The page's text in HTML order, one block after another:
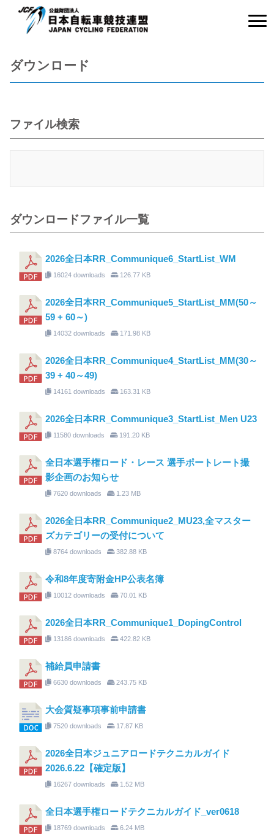
ダウンロード
ファイル検索
ダウンロードファイル一覧
2026全日本RR_Communique6_StartList_WM
16024 downloads 126.77 KB
2026全日本RR_Communique5_StartList_MM(50～
59 + 60～)
14032 downloads 171.98 KB
2026全日本RR_Communique4_StartList_MM(30～
39 + 40～49)
14161 downloads 163.31 KB
2026全日本RR_Communique3_StartList_Men U23
11580 downloads 191.20 KB
全日本選手権ロード・レース 選手ポートレート撮
影企画のお知らせ
7620 downloads 1.23 MB
2026全日本RR_Communique2_MU23,全マスター
ズカテゴリーの受付について
8764 downloads 382.88 KB
令和8年度寄附金HP公表名簿
10012 downloads 70.01 KB
2026全日本RR_Communique1_DopingControl
13186 downloads 422.82 KB
補給員申請書
6630 downloads 243.75 KB
大会質疑事項事前申請書
7520 downloads 17.87 KB
2026全日本ジュニアロードテクニカルガイド
2026.6.22【確定版】
16267 downloads 1.52 MB
全日本選手権ロードテクニカルガイド_ver0618
18769 downloads 6.24 MB